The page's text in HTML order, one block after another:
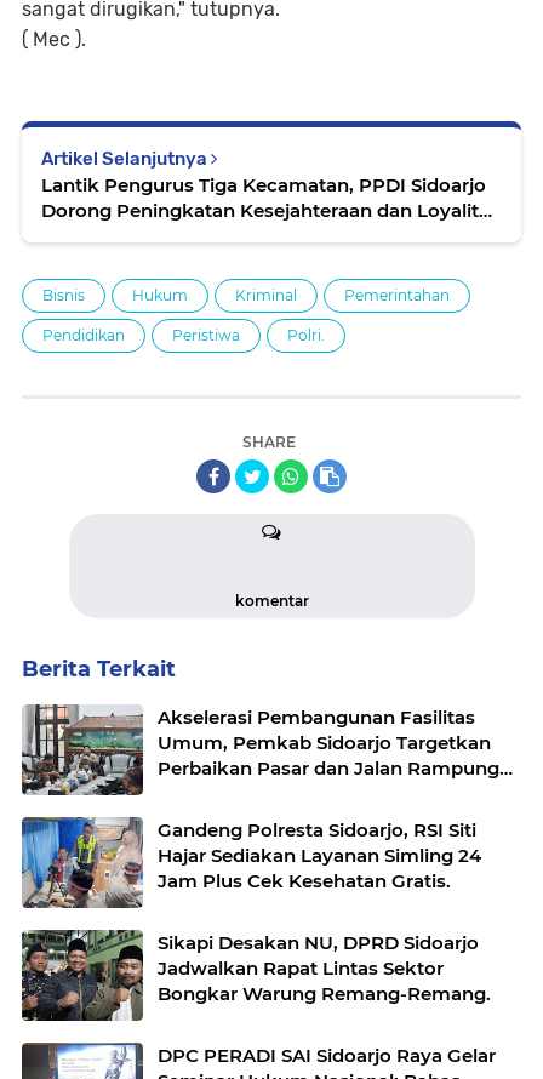
sangat dirugikan," tutupnya.
( Mec ).
Artikel Selanjutnya
Lantik Pengurus Tiga Kecamatan, PPDI Sidoarjo
Dorong Peningkatan Kesejahteraan dan Loyalitas
Bisnis Hukum Kriminal Pemerintahan
Pendidikan Peristiwa Polri.
SHARE
komentar
Berita Terkait
Akselerasi Pembangunan Fasilitas
Umum, Pemkab Sidoarjo Targetkan
Perbaikan Pasar dan Jalan Rampung
Gandeng Polresta Sidoarjo, RSI Siti
Hajar Sediakan Layanan Simling 24
Jam Plus Cek Kesehatan Gratis.
Sikapi Desakan NU, DPRD Sidoarjo
Jadwalkan Rapat Lintas Sektor
Bongkar Warung Remang-Remang.
DPC PERADI SAI Sidoarjo Raya Gelar